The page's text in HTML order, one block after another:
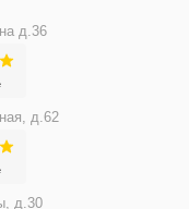
д.36
д.62
д.30